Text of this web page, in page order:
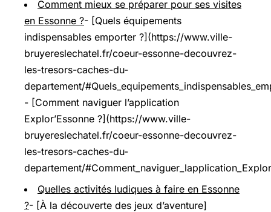
Comment mieux se préparer pour ses visites
en Essonne ?- [Quels équipements
indispensables emporter ?](https://www.ville-
bruyereslechatel.fr/coeur-essonne-decouvrez-
les-tresors-caches-du-
departement/
- [Comment naviguer l’application
Explor’Essonne ?](https://www.ville-
bruyereslechatel.fr/coeur-essonne-decouvrez-
les-tresors-caches-du-
departement/
Quelles activités ludiques à faire en Essonne
?- [À la découverte des jeux d’aventure]